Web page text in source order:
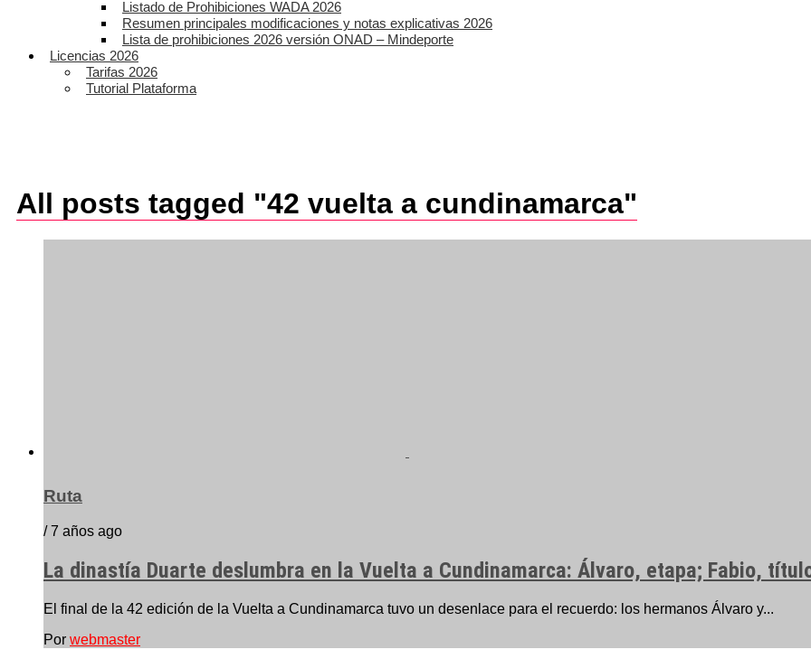
Listado de Prohibiciones WADA 2026
Resumen principales modificaciones y notas explicativas 2026
Lista de prohibiciones 2026 versión ONAD – Mindeporte
Licencias 2026
Tarifas 2026
Tutorial Plataforma
All posts tagged "42 vuelta a cundinamarca"
Ruta
/ 7 años ago
La dinastía Duarte deslumbra en la Vuelta a Cundinamarca: Álvaro, etapa; Fabio,
El final de la 42 edición de la Vuelta a Cundinamarca tuvo un desenlace para el recuerdo: los hermanos Álvaro y...
Por webmaster